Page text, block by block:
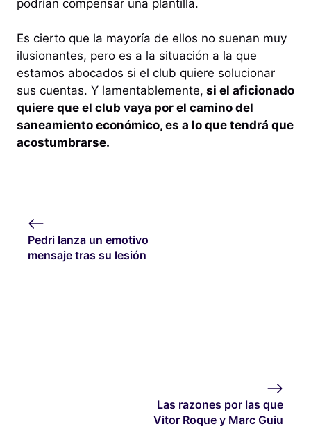
podrían compensar una plantilla.
Es cierto que la mayoría de ellos no suenan muy
ilusionantes, pero es a la situación a la que
estamos abocados si el club quiere solucionar
sus cuentas. Y lamentablemente, si el aficionado
quiere que el club vaya por el camino del
saneamiento económico, es a lo que tendrá que
acostumbrarse.
Pedri lanza un emotivo
mensaje tras su lesión
Las razones por las que
Vitor Roque y Marc Guiu